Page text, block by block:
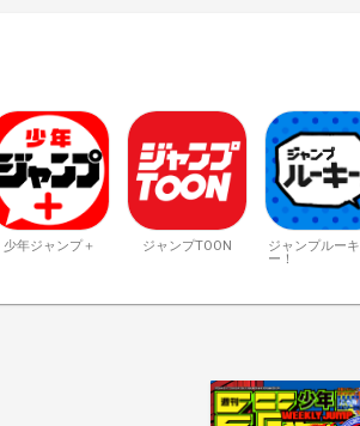
少年ジャンプ＋ ジャンプTOON
ジャンプルーキ
ー！